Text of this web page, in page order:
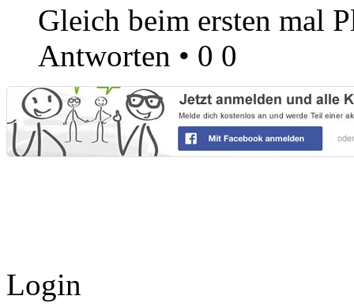
Gleich beim ersten mal
Antworten • 0 0
Login